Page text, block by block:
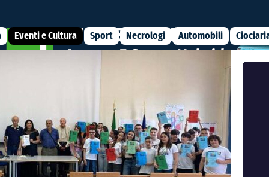
Eventi e Cultura Sport Necrologi Automobili